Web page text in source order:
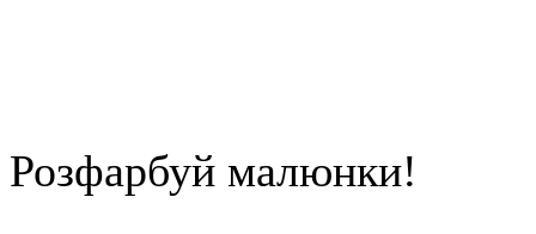
Розфарбуй малюнки!